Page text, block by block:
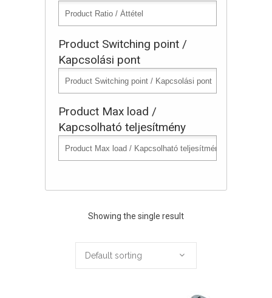
Product Switching point /
Kapcsolási pont
Product Max load /
Kapcsolható teljesítmény
Showing the single result
Default sorting